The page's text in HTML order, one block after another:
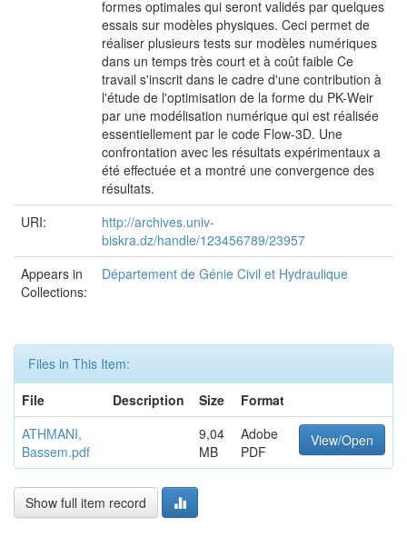
formes optimales qui seront validés par quelques
essais sur modèles physiques. Ceci permet de
réaliser plusieurs tests sur modèles numériques
dans un temps très court et à coût faible Ce
travail s'inscrit dans le cadre d'une contribution à
l'étude de l'optimisation de la forme du PK-Weir
par une modélisation numérique qui est réalisée
essentiellement par le code Flow-3D. Une
confrontation avec les résultats expérimentaux a
été effectuée et a montré une convergence des
résultats.
URI:
http://archives.univ-
biskra.dz/handle/123456789/23957
Appears in
Collections:
Département de Génie Civil et Hydraulique
Files in This Item:
File
Description Size
Format
ATHMANI,
Bassem.pdf
9,04
MB
Adobe
PDF
View/Open
Show full item record